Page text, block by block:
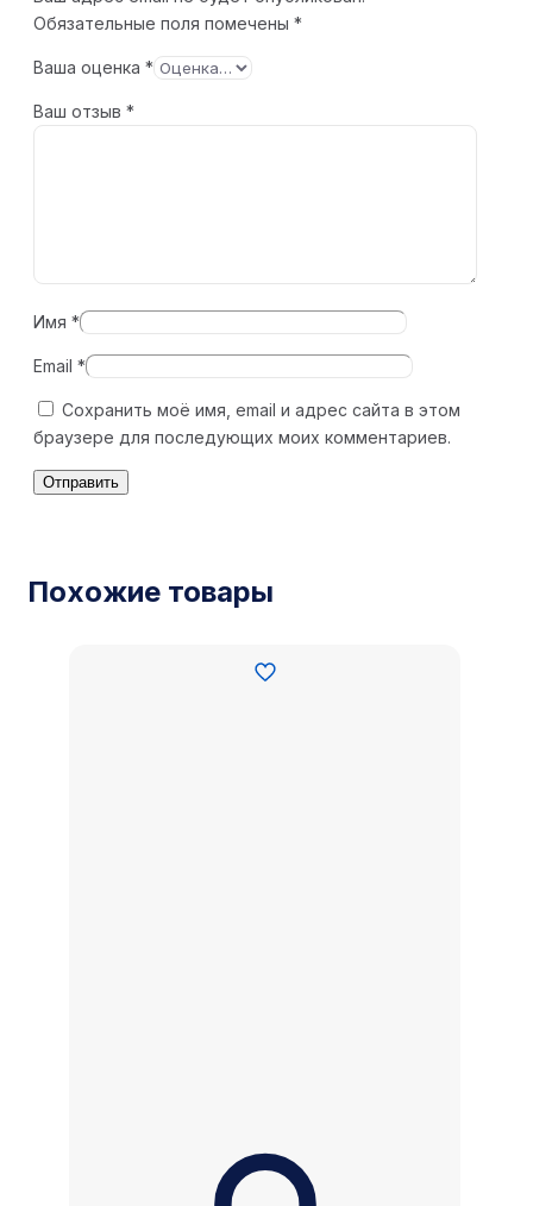
Обязательные поля помечены *
Ваша оценка *
Ваш отзыв *
Имя *
Email *
Сохранить моё имя, email и адрес сайта в этом
браузере для последующих моих комментариев.
Похожие товары